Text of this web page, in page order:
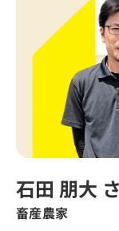
石田 朋大
畜産農家